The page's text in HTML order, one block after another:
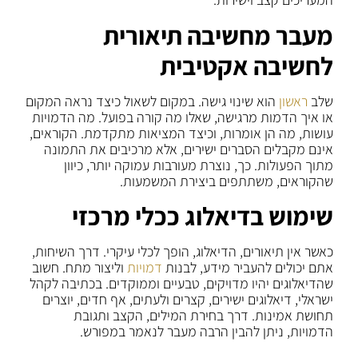
מעבר מחשיבה תיאורית
לחשיבה אקטיבית
שלב ראשון הוא שינוי גישה. במקום לשאול כיצד נראה המקום
או איך הדמות מרגישה, שאלו מה קורה בפועל. מה הדמויות
עושות, מה הן אומרות, וכיצד המציאות מתקדמת. הקוראים,
אינם מקבלים הסברים ישירים, אלא מרכיבים את התמונה
מתוך הפעולות. כך, נוצרת מעורבות עמוקה יותר, כיוון
שהקוראים, משתתפים ביצירת המשמעות.
שימוש בדיאלוג ככלי מרכזי
כאשר אין תיאורים, הדיאלוג, הופך לכלי עיקרי. דרך השיחות,
אתם יכולים להעביר מידע, לבנות דמויות וליצור מתח. חשוב
שהדיאלוגים יהיו מדויקים, טבעיים וממוקדים. בכתיבה לקהל
ישראלי, דיאלוגים ישירים, קצרים ולעתים, אף חדים, יוצרים
תחושת אמינות. דרך בחירת המילים, הקצב ותגובת
הדמויות, ניתן להבין הרבה מעבר לנאמר במפורש.